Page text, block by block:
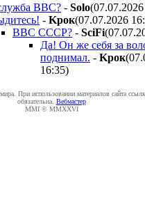
BBC? - Solo
- Kpoк(07.07.2026
ВВС СССР? - SciFi
Да! Он же себя за
поднимал. - Kpoк
16:35)
При использовании материалов сайта
обязательна. Вебмастер
MMI © MMXXVI